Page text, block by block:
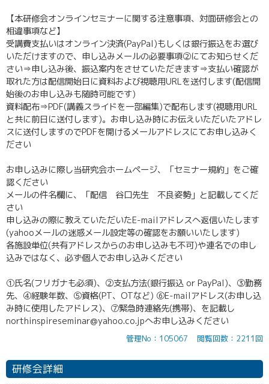
【本研修会オンラインセミナーに関する注意事項、対面研修会との
相違事項など】
受講費支払いはオンライン決済(PayPal)もしくは銀行振込をお選び
いただけますので、申し込みメールの必要事項②にてお知らせくだ
さい⇒申し込み後、振込案内をさせていただきます⇒支払い確認が
取れた方は配信開始日に資料および視聴用URLを送付します(配信開
始後のお申し込みも随時可能です)
資料配布⇒PDF(講義スライドを一部編集)で配布します(視聴用URL
と共に前日に送付します)。お申し込み時にお伝えいただいたアドレ
スに送付しますのでPDFを開けるメールアドレスにてお申し込みく
ださい
お申し込みに際し当研究会ホームページ、「セミナー規約」をご確
認ください
メールの件名欄に、「配信 谷口先生 不良姿勢」と記載してくだ
さい
申し込みの際に教えていただいたE-mailアドレスへ返信いたします
(yahooメールの迷惑メール設定等の確認をお願いいたします)
各施設単位(共有アドレスからのお申し込みも不可)や連名での申し
込みではなく、必ず個人でお申し込みください
①氏名(フリガナも必須)、②支払方法(銀行振込 or PayPal)、③勤務
先、④経験年数、⑤資格(PT、OTなど) ⑥E-mailアドレス(お申し込
み時に使用したアドレス)、⑦緊急時連絡先(携帯)、を記載し
northinspireseminar@yahoo.co.jpへお申し込みください
管理No：105067 閲覧回数：2211回
研修会詳細